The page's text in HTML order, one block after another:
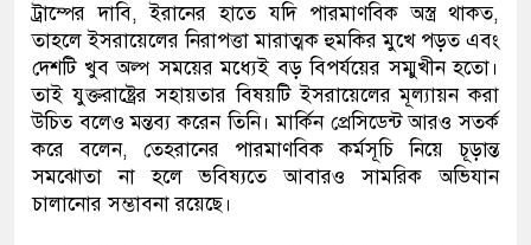
ট্রাম্পের দাবি, ইরানের হাতে যদি পারমাণবিক অস্ত্র থাকত,
তাহলে ইসরায়েলের নিরাপত্তা মারাত্মক হুমকির মুখে পড়ত এবং
দেশটি খুব অল্প সময়ের মধ্যেই বড় বিপর্যয়ের সম্মুখীন হতো।
তাই যুক্তরাষ্ট্রের সহায়তার বিষয়টি ইসরায়েলের মূল্যায়ন করা
উচিত বলেও মন্তব্য করেন তিনি। মার্কিন প্রেসিডেন্ট আরও সতর্ক
করে বলেন, তেহরানের পারমাণবিক কর্মসূচি নিয়ে চূড়ান্ত
সমঝোতা না হলে ভবিষ্যতে আবারও সামরিক অভিযান
চালানোর সম্ভাবনা রয়েছে।